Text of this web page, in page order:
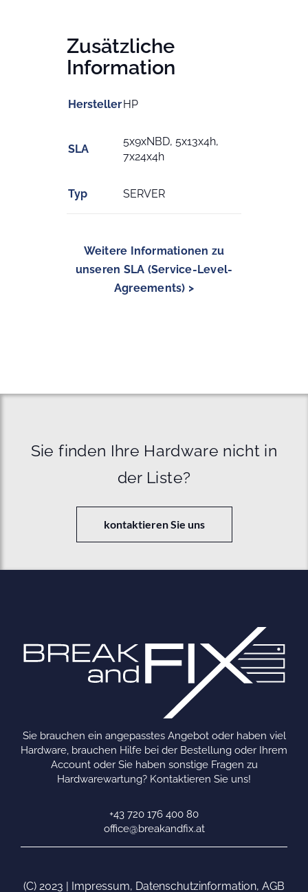
Zusätzliche
Information
HerstellerHP
SLA
5x9xNBD, 5x13x4h,
7x24x4h
Typ SERVER
Weitere Informationen zu
unseren SLA (Service-Level-
Agreements) >
Sie finden Ihre Hardware nicht in
der Liste?
kontaktieren Sie uns
Sie brauchen ein angepasstes Angebot oder haben viel
Hardware, brauchen Hilfe bei der Bestellung oder Ihrem
Account oder Sie haben sonstige Fragen zu
Hardwarewartung? Kontaktieren Sie uns!
+43 720 176 400 80
office@breakandfix.at
(C) 2023 | Impressum, Datenschutzinformation, AGB